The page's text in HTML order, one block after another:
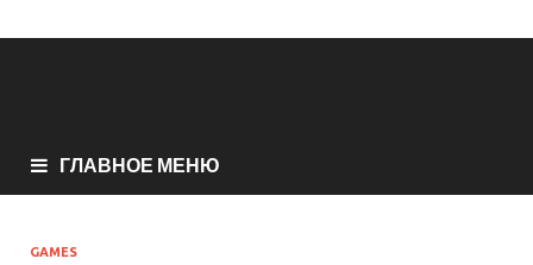
ГЛАВНОЕ МЕНЮ
GAMES